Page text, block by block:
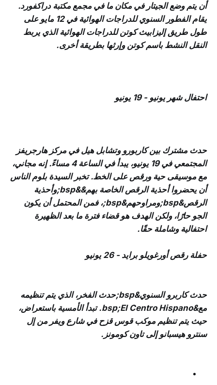
أن يتم وضع الجيتار في مكان ما في مجمع مكتبة دراكفورد.
يقام الفطور السنوي للدراجات الهوائية في 12 مايو على
طول طريق إليزابيث كوتن للدراجات الهوائية الذي يربط
النقل النشط باسم كوتن وإرثها بطريقة أخرى.
احتفال شهر يونيو - 19 يونيو
حدث مشترك بين كاربورو وتشابل هيل في مركز هارجريفز
المجتمعي في 19 يونيو، يبدأ في الساعة 4 مساءً. إنه مجاني،
مع موسيقى حية ورقص على الخط. تخبر السيدة بلوم الناس
أن يحضروا أحذية الرقص الخاصة بهم&&bsp;وأحذية
الرقص&bsp;ومراوحهم&bsp;، فمن المحتمل أن يكون
الجو حارًا، ولكن الهدف هو قضاء فترة ما بعد الظهيرة
احتفالية وشاملة حقًا.
حفلة رقص أورغويلو برايد - 26 يونيو
حدث كاربرو السنوي&bsp;حدث الفخر، الذي يتم تنظيمه
مع&bsp;El Centro Hispano. تبدأ الأمسية باستعراض،
حيث يتم تنظيم موكب قوس قزح في شارع ويفر من إل
سنترو هيسبانو إلى تاون كومونز.